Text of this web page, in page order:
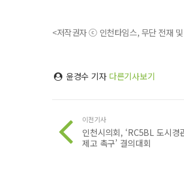
<저작권자 ⓒ 인천타임스, 무단 전재
윤경수 기자 다른기사보기
이전기사
인천시의회, ‘RC5BL 도시경
제고 촉구’ 결의대회